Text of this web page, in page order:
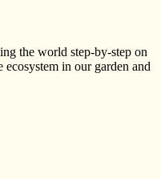
the world step-by-step on
in our garden and